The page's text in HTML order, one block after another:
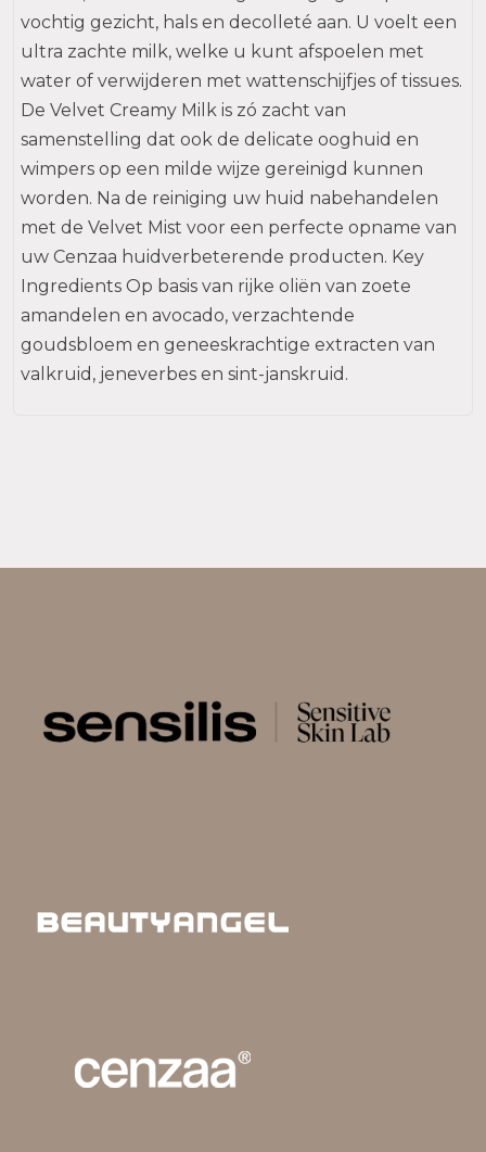
vochtig gezicht, hals en decolleté aan. U voelt een
ultra zachte milk, welke u kunt afspoelen met
water of verwijderen met wattenschijfjes of tissues.
De Velvet Creamy Milk is zó zacht van
samenstelling dat ook de delicate ooghuid en
wimpers op een milde wijze gereinigd kunnen
worden. Na de reiniging uw huid nabehandelen
met de Velvet Mist voor een perfecte opname van
uw Cenzaa huidverbeterende producten. Key
Ingredients Op basis van rijke oliën van zoete
amandelen en avocado, verzachtende
goudsbloem en geneeskrachtige extracten van
valkruid, jeneverbes en sint-janskruid.